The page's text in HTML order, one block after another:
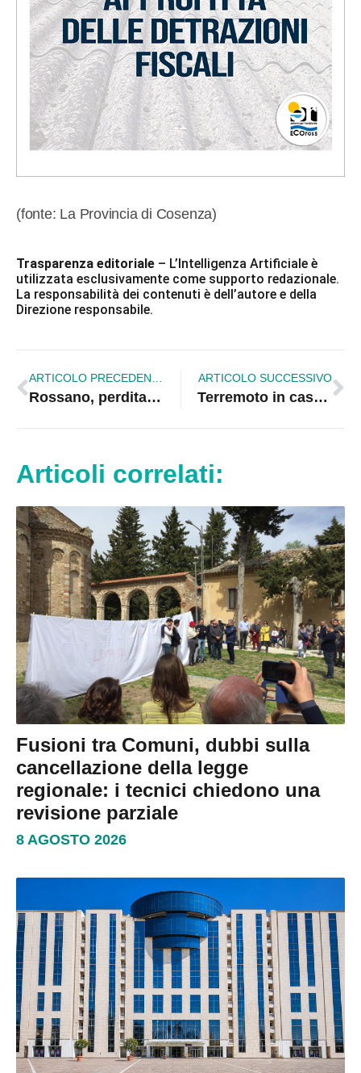
(fonte: La Provincia di Cosenza)
Trasparenza editoriale – L’Intelligenza Artificiale è
utilizzata esclusivamente come supporto redazionale.
La responsabilità dei contenuti è dell’autore e della
Direzione responsabile.
ARTICOLO PRECEDENTE
Rossano, perdita d’acqua che dura da 13 anni. Disagi per una famiglia
ARTICOLO SUCCESSIVO
Terremoto in casa Corigliano Calcio, si dimette la dirigenza
Articoli correlati:
Fusioni tra Comuni, dubbi sulla
cancellazione della legge
regionale: i tecnici chiedono una
revisione parziale
8 AGOSTO 2026